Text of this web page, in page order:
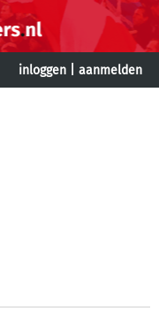
inloggen aanmelden